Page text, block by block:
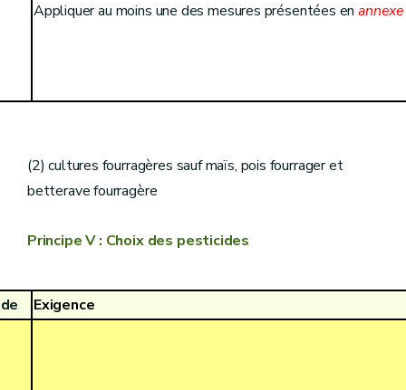
Appliquer au moins une des mesures présentées en
(2) cultures fourragères sauf maïs, pois fourrager et
betterave fourragère
Principe V : Choix des pesticides
Exigence